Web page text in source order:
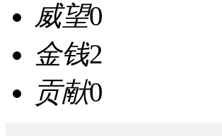
威望0
金钱2
贡献0